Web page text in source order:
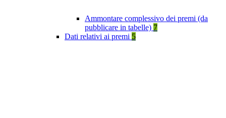
Ammontare complessivo dei premi (da
pubblicare in tabelle) 7
Dati relativi ai premi 5